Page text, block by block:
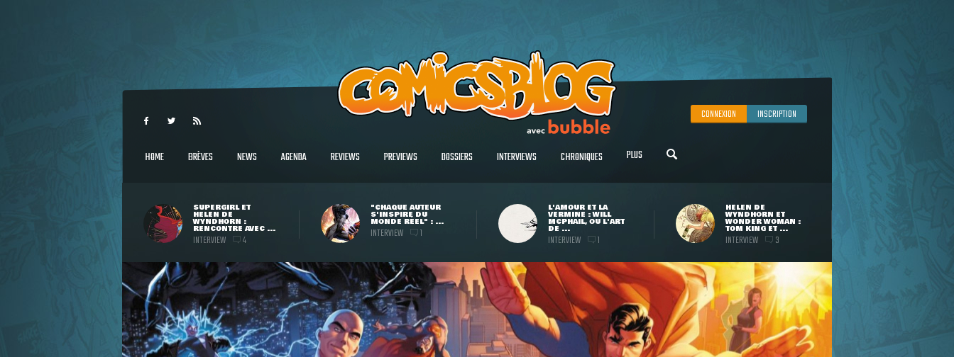
CONNEXION INSCRIPTION
HOME BRÈVES NEWS AGENDA REVIEWS PREVIEWS DOSSIERS INTERVIEWS CHRONIQUES PLUS
SUPERGIRL ET
HELEN DE
WYNDHORN :
RENCONTRE AVEC ...
INTERVIEW 4
"CHAQUE AUTEUR
S'INSPIRE DU
MONDE RÉEL" : ...
INTERVIEW 1
L'AMOUR ET LA
VERMINE : WILL
MCPHAIL, OU L'ART
DE ...
INTERVIEW 1
HELEN DE
WYNDHORN ET
WONDER WOMAN :
TOM KING ET ...
INTERVIEW 3